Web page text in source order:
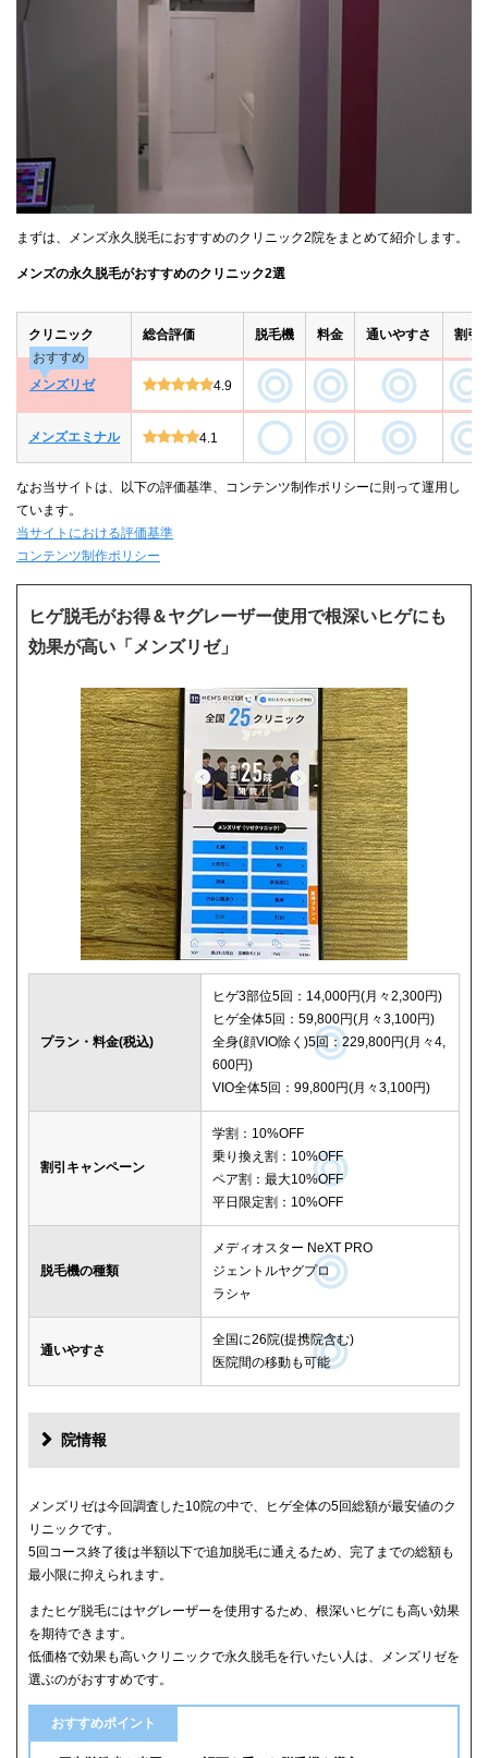
まずは、メンズ永久脱毛におすすめのクリニック2院をまとめて紹介します。
メンズの永久脱毛がおすすめのクリニック2選
クリニック 総合評価 脱毛機 料金 通いやすさ
割引
おすすめ
メンズリゼ
4.9
メンズエミナル 4.1
なお当サイトは、以下の評価基準、コンテンツ制作ポリシーに則って運用し
ています。
当サイトにおける評価基準
コンテンツ制作ポリシー
ヒゲ脱毛がお得＆ヤグレーザー使用で根深いヒゲにも
効果が高い「メンズリゼ」
プラン・料金(税込)
ヒゲ3部位5回：14,000円(月々2,300円)
ヒゲ全体5回：59,800円(月々3,100円)
全身(顔VIO除く)5回：229,800円(月々4,
600円)
VIO全体5回：99,800円(月々3,100円)
割引キャンペーン
学割：10%OFF
乗り換え割：10%OFF
ペア割：最大10%OFF
平日限定割：10%OFF
脱毛機の種類
メディオスター NeXT PRO
ジェントルヤグプロ
ラシャ
通いやすさ
全国に26院(提携院含む)
医院間の移動も可能
院情報
メンズリゼは今回調査した10院の中で、ヒゲ全体の5回総額が最安値のク
リニックです。
5回コース終了後は半額以下で追加脱毛に通えるため、完了までの総額も
最小限に抑えられます。
またヒゲ脱毛にはヤグレーザーを使用するため、根深いヒゲにも高い効果
を期待できます。
低価格で効果も高いクリニックで永久脱毛を行いたい人は、メンズリゼを
選ぶのがおすすめです。
おすすめポイント